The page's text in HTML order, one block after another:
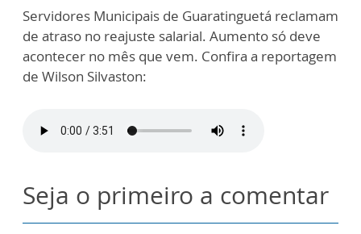
Servidores Municipais de Guaratinguetá reclamam
de atraso no reajuste salarial. Aumento só deve
acontecer no mês que vem. Confira a reportagem
de Wilson Silvaston:
Seja o primeiro a comentar